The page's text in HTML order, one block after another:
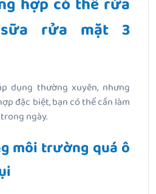
rửa mặt 3
dụng thường xuyên, nhưng
đặc biệt, bạn có thể cần làm
ngày.
môi trường quá ô